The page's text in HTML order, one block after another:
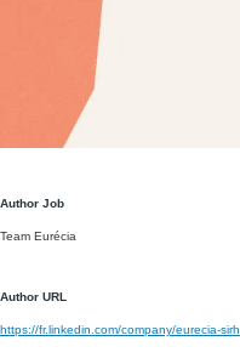
Author Job
Team Eurécia
Author URL
https://fr.linkedin.com/company/eurecia-sirh